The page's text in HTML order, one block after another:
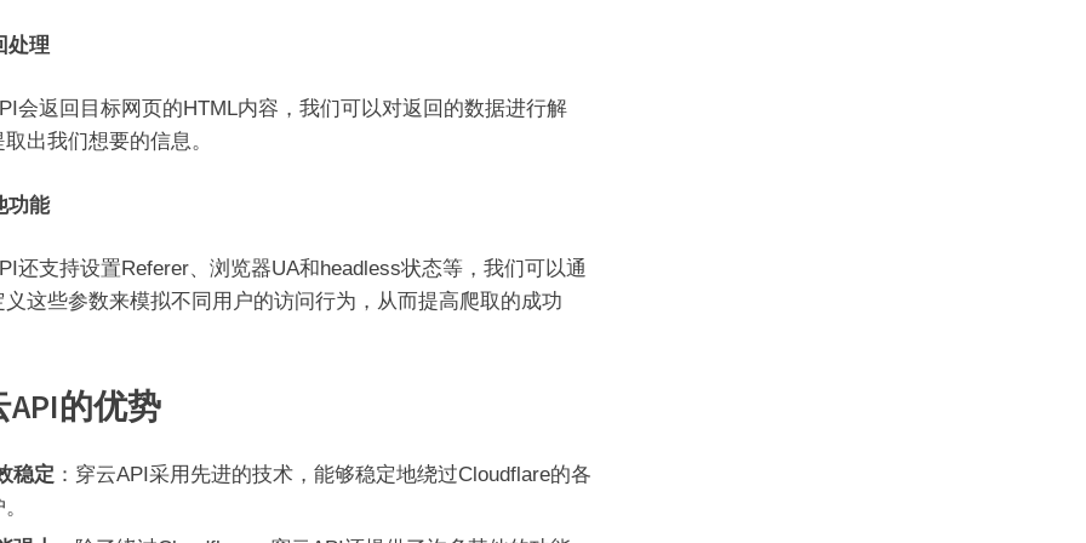
处理
会返回目标网页的HTML内容，我们可以对返回的数据进行解
出我们想要的信息。
功能
还支持设置Referer、浏览器UA和headless状态等，我们可以通
义这些参数来模拟不同用户的访问行为，从而提高爬取的成功
API的优势
稳定 ：穿云API采用先进的技术，能够稳定地绕过Cloudflare的各